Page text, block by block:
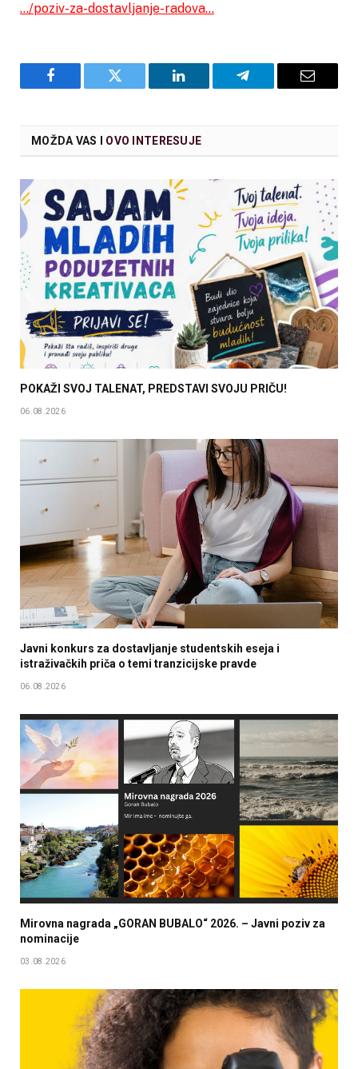
…/poziv-za-dostavljanje-radova…
Facebook Twitter LinkedIn Telegram Email
MOŽDA VAS I OVO INTERESUJE
POKAŽI SVOJ TALENAT, PREDSTAVI SVOJU PRIČU!
06.08.2026
Javni konkurs za dostavljanje studentskih eseja i
istraživačkih priča o temi tranzicijske pravde
06.08.2026
Mirovna nagrada „GORAN BUBALO“ 2026. – Javni poziv za
nominacije
03.08.2026